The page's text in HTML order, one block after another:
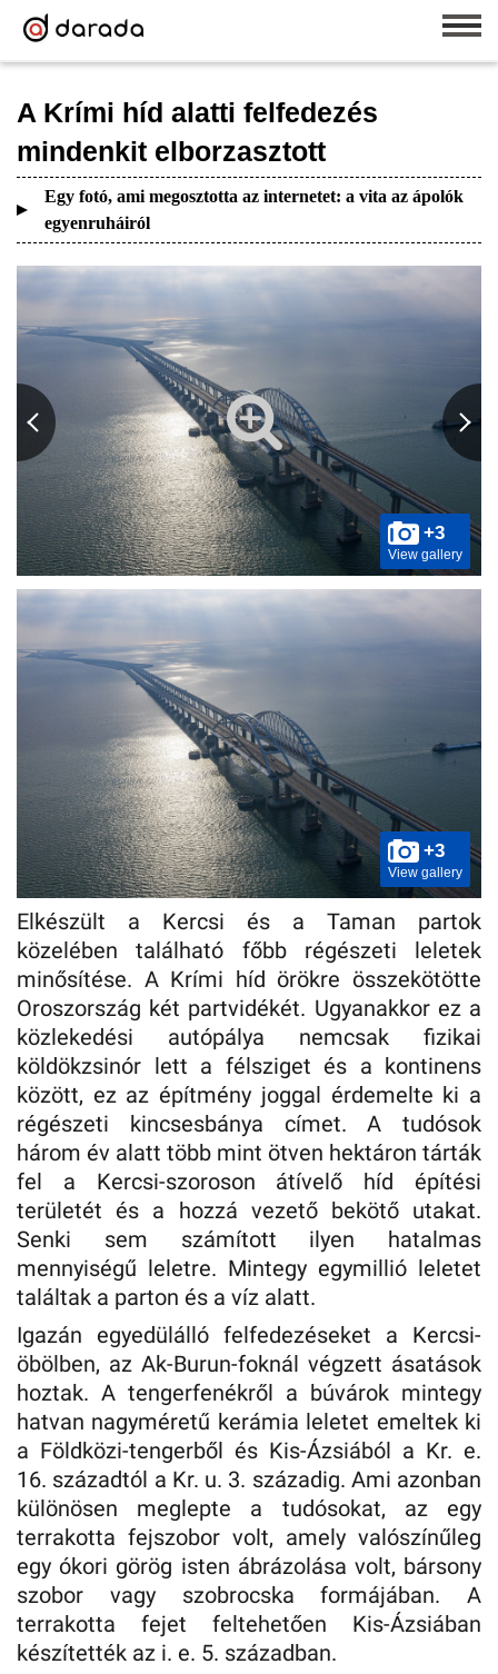
A Krími híd alatti felfedezés
mindenkit elborzasztott
Egy fotó, ami megosztotta az internetet: a vita az ápolók
egyenruháiról
+3
View gallery
+3
View gallery
Elkészült a Kercsi és a Taman partok
közelében található főbb régészeti leletek
minősítése. A Krími híd örökre összekötötte
Oroszország két partvidékét. Ugyanakkor ez a
közlekedési autópálya nemcsak fizikai
köldökzsinór lett a félsziget és a kontinens
között, ez az építmény joggal érdemelte ki a
régészeti kincsesbánya címet. A tudósok
három év alatt több mint ötven hektáron tárták
fel a Kercsi-szoroson átívelő híd építési
területét és a hozzá vezető bekötő utakat.
Senki sem számított ilyen hatalmas
mennyiségű leletre. Mintegy egymillió leletet
találtak a parton és a víz alatt.
Igazán egyedülálló felfedezéseket a Kercsi-
öbölben, az Ak-Burun-foknál végzett ásatások
hoztak. A tengerfenékről a búvárok mintegy
hatvan nagyméretű kerámia leletet emeltek ki
a Földközi-tengerből és Kis-Ázsiából a Kr. e.
16. századtól a Kr. u. 3. századig. Ami azonban
különösen meglepte a tudósokat, az egy
terrakotta fejszobor volt, amely valószínűleg
egy ókori görög isten ábrázolása volt, bársony
szobor vagy szobrocska formájában. A
terrakotta fejet feltehetően Kis-Ázsiában
készítették az i. e. 5. században.